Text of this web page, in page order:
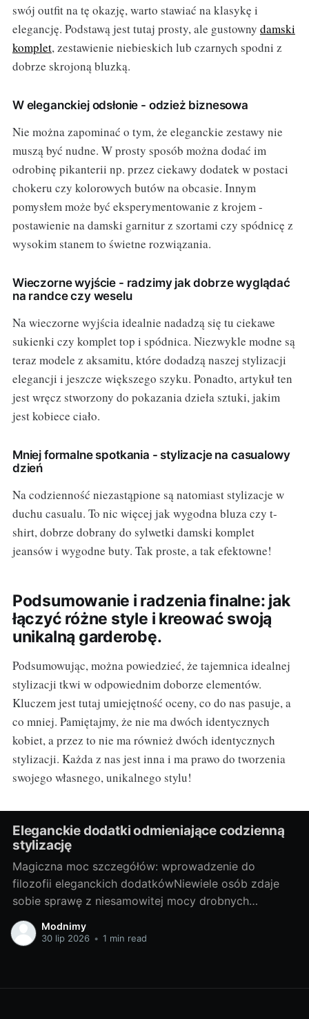
swój outfit na tę okazję, warto stawiać na klasykę i
elegancję. Podstawą jest tutaj prosty, ale gustowny damski
komplet, zestawienie niebieskich lub czarnych spodni z
dobrze skrojoną bluzką.
W eleganckiej odsłonie - odzież biznesowa
Nie można zapominać o tym, że eleganckie zestawy nie
muszą być nudne. W prosty sposób można dodać im
odrobinę pikanterii np. przez ciekawy dodatek w postaci
chokeru czy kolorowych butów na obcasie. Innym
pomysłem może być eksperymentowanie z krojem -
postawienie na damski garnitur z szortami czy spódnicę z
wysokim stanem to świetne rozwiązania.
Wieczorne wyjście - radzimy jak dobrze wyglądać
na randce czy weselu
Na wieczorne wyjścia idealnie nadadzą się tu ciekawe
sukienki czy komplet top i spódnica. Niezwykle modne są
teraz modele z aksamitu, które dodadzą naszej stylizacji
elegancji i jeszcze większego szyku. Ponadto, artykuł ten
jest wręcz stworzony do pokazania dzieła sztuki, jakim
jest kobiece ciało.
Mniej formalne spotkania - stylizacje na casualowy
dzień
Na codzienność niezastąpione są natomiast stylizacje w
duchu casualu. To nic więcej jak wygodna bluza czy t-
shirt, dobrze dobrany do sylwetki damski komplet
jeansów i wygodne buty. Tak proste, a tak efektowne!
Podsumowanie i radzenia finalne: jak
łączyć różne style i kreować swoją
unikalną garderobę.
Podsumowując, można powiedzieć, że tajemnica idealnej
stylizacji tkwi w odpowiednim doborze elementów.
Kluczem jest tutaj umiejętność oceny, co do nas pasuje, a
co mniej. Pamiętajmy, że nie ma dwóch identycznych
kobiet, a przez to nie ma również dwóch identycznych
stylizacji. Każda z nas jest inna i ma prawo do tworzenia
swojego własnego, unikalnego stylu!
Eleganckie dodatki odmieniające codzienną
stylizację
Magiczna moc szczegółów: wprowadzenie do
filozofii eleganckich dodatkówNiewiele osób zdaje
sobie sprawę z niesamowitej mocy drobnych
dodatków, jakie oferuje moda. Czasem odpowiednio
dobrany element, useknący kolor akcentu lub
jak bizuteria srebrna, może przenieść Twój look na
Modnimy
30 lip 2026 • 1 min read